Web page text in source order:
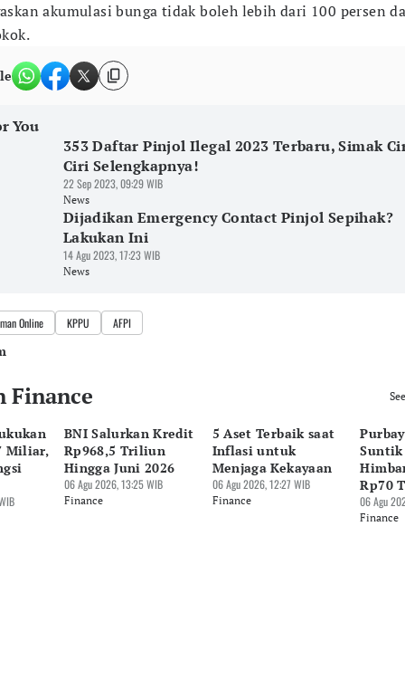
akumulasi bunga tidak boleh lebih dari 100 persen
You
353 Daftar Pinjol Ilegal 2023 Terbaru, Simak
Ciri Selengkapnya!
22 Sep 2023, 09:29 WIB
News
Dijadikan Emergency Contact Pinjol Sepihak?
Lakukan Ini
14 Agu 2023, 17:23 WIB
News
Online KPPU AFPI
Finance
Miliar,
BNI Salurkan Kredit
Rp968,5 Triliun
Hingga Juni 2026
06 Agu 2026, 13:25 WIB
Finance
5 Aset Terbaik saat
Inflasi untuk
Menjaga Kekayaan
06 Agu 2026, 12:27 WIB
Finance
Suntik
Rp70
06 Agu
Finance